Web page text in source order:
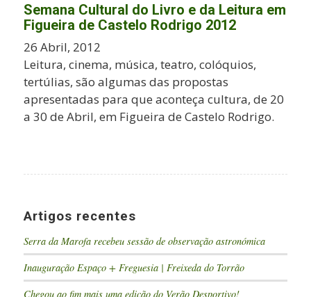
Semana Cultural do Livro e da Leitura em
Figueira de Castelo Rodrigo 2012
26 Abril, 2012
Leitura, cinema, música, teatro, colóquios,
tertúlias, são algumas das propostas
apresentadas para que aconteça cultura, de 20
a 30 de Abril, em Figueira de Castelo Rodrigo.
Artigos recentes
Serra da Marofa recebeu sessão de observação astronómica
Inauguração Espaço + Freguesia | Freixeda do Torrão
Chegou ao fim mais uma edição do Verão Desportivo!